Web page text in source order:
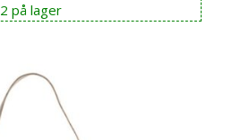
2 på lager